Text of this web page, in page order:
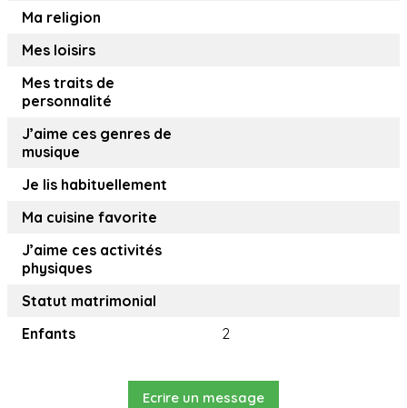
Ma religion
Mes loisirs
Mes traits de
personnalité
J’aime ces genres de
musique
Je lis habituellement
Ma cuisine favorite
J’aime ces activités
physiques
Statut matrimonial
Enfants
2
Ecrire un message